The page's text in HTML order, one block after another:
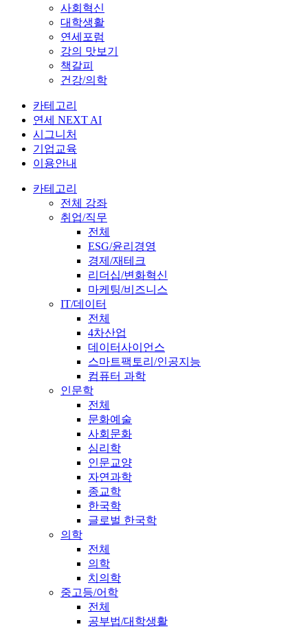
사회혁신
대학생활
연세포럼
강의 맛보기
책갈피
건강/의학
카테고리
연세 NEXT AI
시그니처
기업교육
이용안내
카테고리
전체 강좌
취업/직무
전체
ESG/윤리경영
경제/재테크
리더십/변화혁신
마케팅/비즈니스
IT/데이터
전체
4차산업
데이터사이언스
스마트팩토리/인공지능
컴퓨터 과학
인문학
전체
문화예술
사회문화
심리학
인문교양
자연과학
종교학
한국학
글로벌 한국학
의학
전체
의학
치의학
중고등/어학
전체
공부법/대학생활